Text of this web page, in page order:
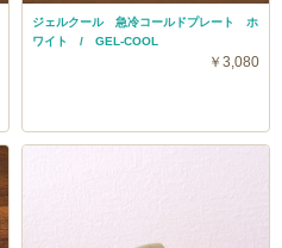
ジェルクール 急冷コールドプレート ホ
ワイト / GEL-COOL
￥3,080